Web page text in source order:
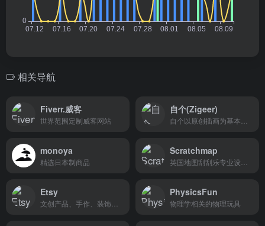
相关导航
Fiverr.威客
世界范围定制威客网站
自个(Zigeer)
monoya
精选日本制商品
Scratchmap
Etsy PhysicsFun
物理学相关的物理玩具